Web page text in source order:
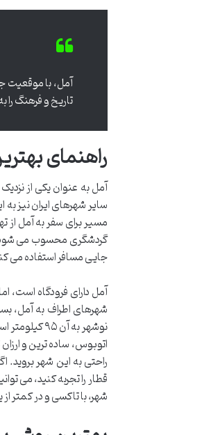
آمل، با موقعیت
تاریخ و فرهنگ را
راهنمای
آمل به عنوان یکی از
سایر شهرهای ایران نیز به
مسیر برای سفر به آمل
گردشگری محسوب می شود.
جایی مسافر استفاده می
آمل دارای فرودگاه است،
اتوبوس، ساده ترین و
راحتی به این شهر بروید.
قطار را تجربه کنید، می
شهر، با تاکسی و در